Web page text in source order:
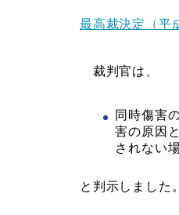
最高裁決定（平
裁判官は、
同時傷害
害の原因
されない
と判示しました。